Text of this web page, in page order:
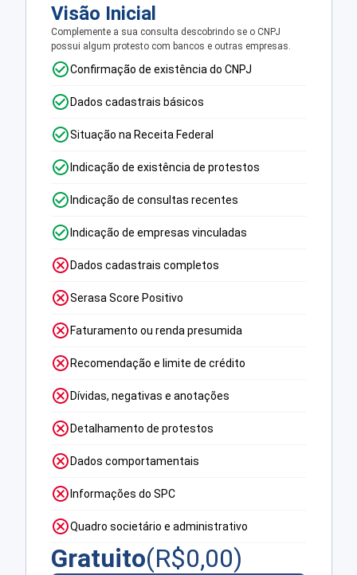
Visão Inicial
Complemente a sua consulta descobrindo se o CNPJ
possui algum protesto com bancos e outras empresas.
Confirmação de existência do CNPJ
Dados cadastrais básicos
Situação na Receita Federal
Indicação de existência de protestos
Indicação de consultas recentes
Indicação de empresas vinculadas
Dados cadastrais completos
Serasa Score Positivo
Faturamento ou renda presumida
Recomendação e limite de crédito
Dívidas, negativas e anotações
Detalhamento de protestos
Dados comportamentais
Informações do SPC
Quadro societário e administrativo
Gratuito(R$0,00)